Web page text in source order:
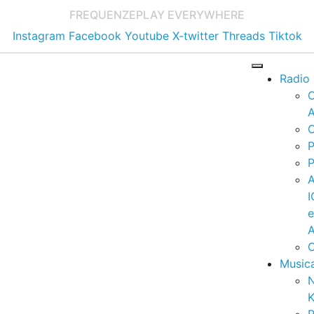
FREQUENZEPLAY EVERYWHERE
Instagram Facebook Youtube X-twitter Threads Tiktok
Radio
e